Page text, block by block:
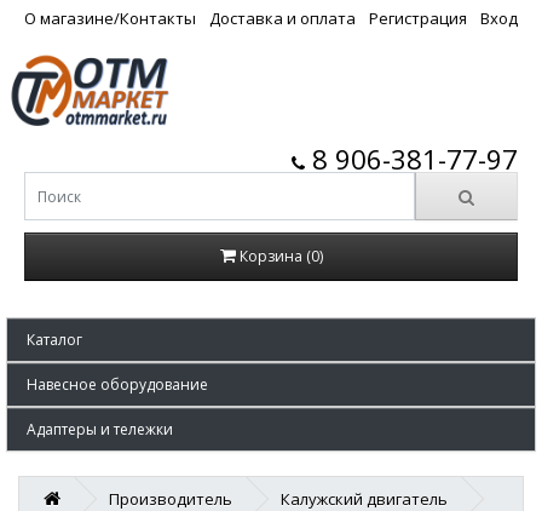
О магазине/Контакты Доставка и оплата Регистрация Вход
8 906-381-77-97
Корзина (0)
Каталог
Навесное оборудование
Адаптеры и тележки
Производитель Калужский двигатель